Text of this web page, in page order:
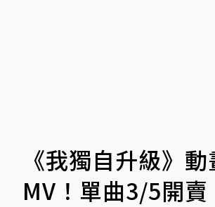
《我獨自升級》
MV！單曲3/5開賣